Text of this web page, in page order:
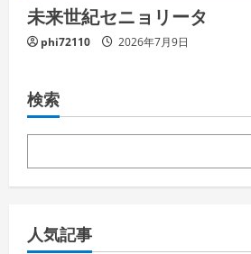
未来世紀セニョリータ
phi72110 2026年7月9日
検索
人気記事